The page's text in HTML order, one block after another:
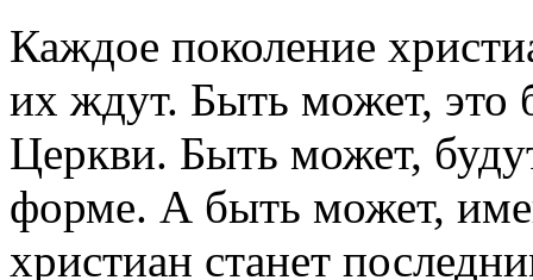
Каждое поколение
их ждут. Быть может, это
Церкви. Быть может,
форме. А быть может,
христиан станет